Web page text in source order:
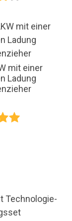
mit einer
Ladung